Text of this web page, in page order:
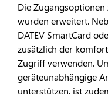
Die
wurden erweitert.
DATEV SmartCard
zusätzlich der
Zugriff verwenden.
geräteunabhängige
unterstützen, ist